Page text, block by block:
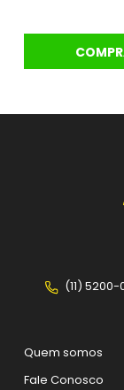
(11) 5200-
Quem somos
Fale Conosco